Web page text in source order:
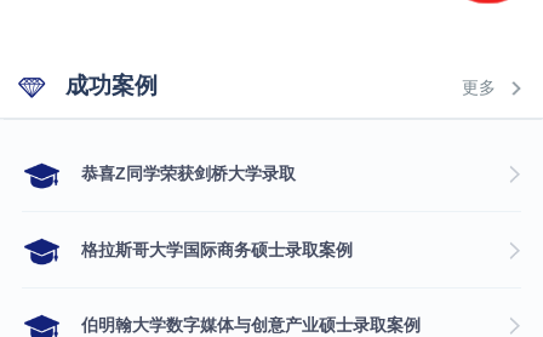
成功案例 更多
​恭喜Z同学荣获剑桥大学录取
格拉斯哥大学国际商务硕士录取案例
伯明翰大学数字媒体与创意产业硕士录取案例